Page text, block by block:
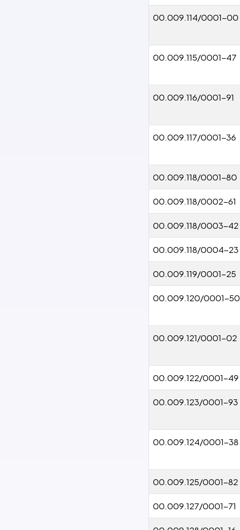
00.009.114/0001-00
00.009.115/0001-47
00.009.116/0001-91
00.009.117/0001-36
00.009.118/0001-80
00.009.118/0002-61
00.009.118/0003-42
00.009.118/0004-23
00.009.119/0001-25
00.009.120/0001-50
00.009.121/0001-02
00.009.122/0001-49
00.009.123/0001-93
00.009.124/0001-38
00.009.125/0001-82
00.009.127/0001-71